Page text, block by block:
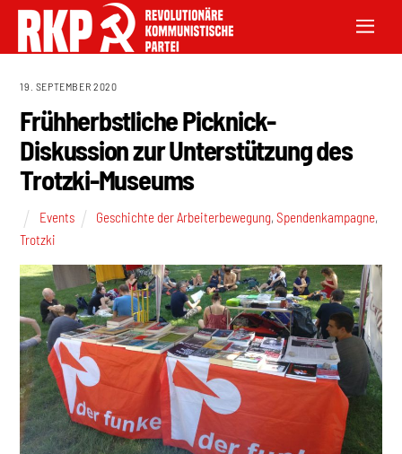
19. SEPTEMBER 2020
Frühherbstliche Picknick-
Diskussion zur Unterstützung des
Trotzki-Museums
Events Geschichte der Arbeiterbewegung,Spendenkampagne,
Trotzki